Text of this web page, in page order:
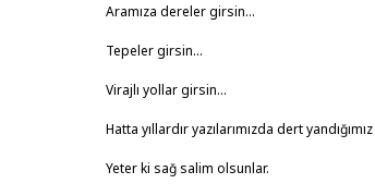
Aramıza dereler girsin...
Tepeler girsin...
Virajlı yollar girsin...
Hatta yıllardır yazılarımızda dert
Yeter ki sağ salim olsunlar.